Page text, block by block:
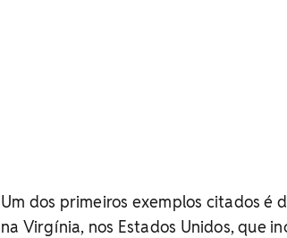
Um dos primeiros exemplos citados é
na Virgínia, nos Estados Unidos, que